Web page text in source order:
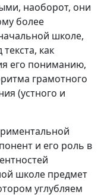
наоборот, они
более
школе,
как
его пониманию,
грамотного
(устного и
и его роль в
школе предмет
углубляем